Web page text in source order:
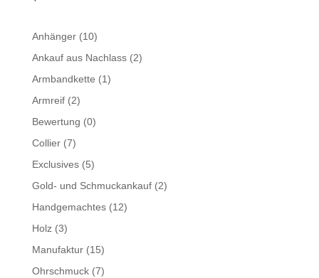
Anhänger(10)
Ankauf aus Nachlass(2)
Armbandkette (1)
Armreif(2)
Bewertung (0)
Collier(7)
Exclusives(5)
Gold- und Schmuckankauf(2)
Handgemachtes(12)
Holz(3)
Manufaktur(15)
Ohrschmuck(7)